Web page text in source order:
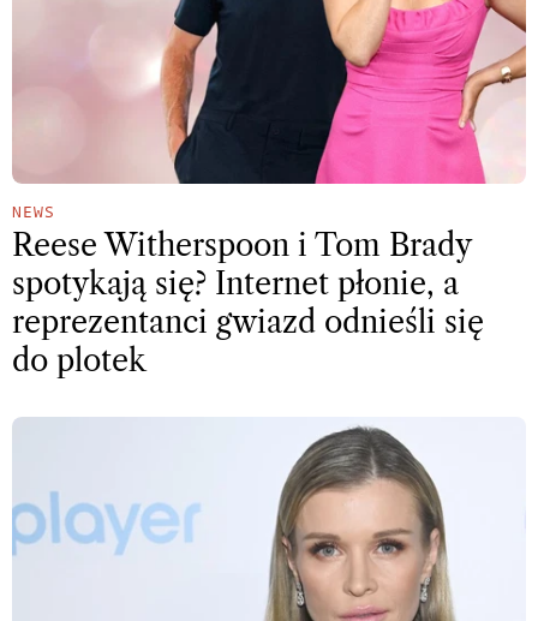
NEWS
Reese Witherspoon i Tom Brady
spotykają się? Internet płonie, a
reprezentanci gwiazd odnieśli się
do plotek